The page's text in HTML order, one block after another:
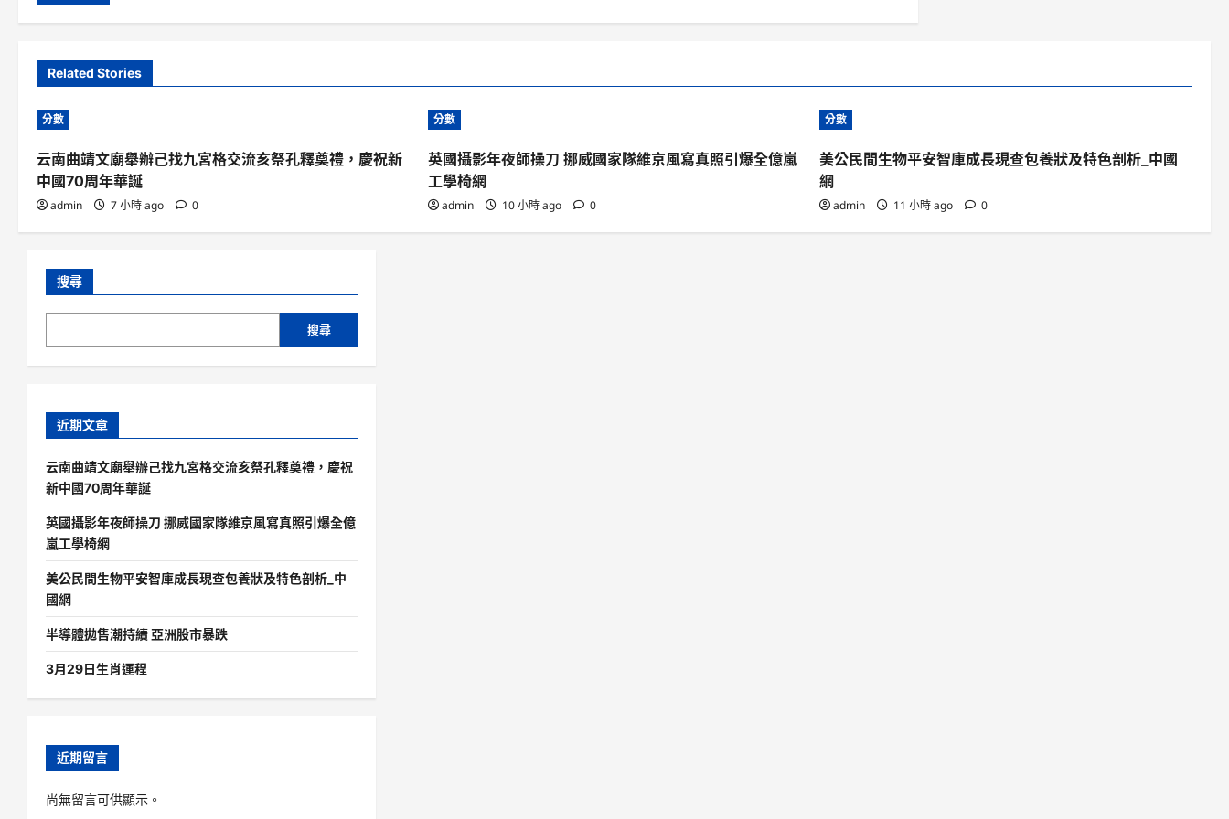
Related Stories
分數
云南曲靖文廟舉辦己找九宮格交流亥祭孔釋奠禮，慶祝新
中國70周年華誕
admin 7 小時 ago 0
分數
英國攝影年夜師操刀 挪威國家隊維京風寫真照引爆全億嵐
工學椅網
admin 10 小時 ago 0
分數
美公民間生物平安智庫成長現查包養狀及特色剖析_中國
網
admin 11 小時 ago 0
搜尋
搜尋
近期文章
云南曲靖文廟舉辦己找九宮格交流亥祭孔釋奠禮，慶祝
新中國70周年華誕
英國攝影年夜師操刀 挪威國家隊維京風寫真照引爆全億
嵐工學椅網
美公民間生物平安智庫成長現查包養狀及特色剖析_中
國網
半導體拋售潮持續 亞洲股市暴跌
3月29日生肖運程
近期留言
尚無留言可供顯示。